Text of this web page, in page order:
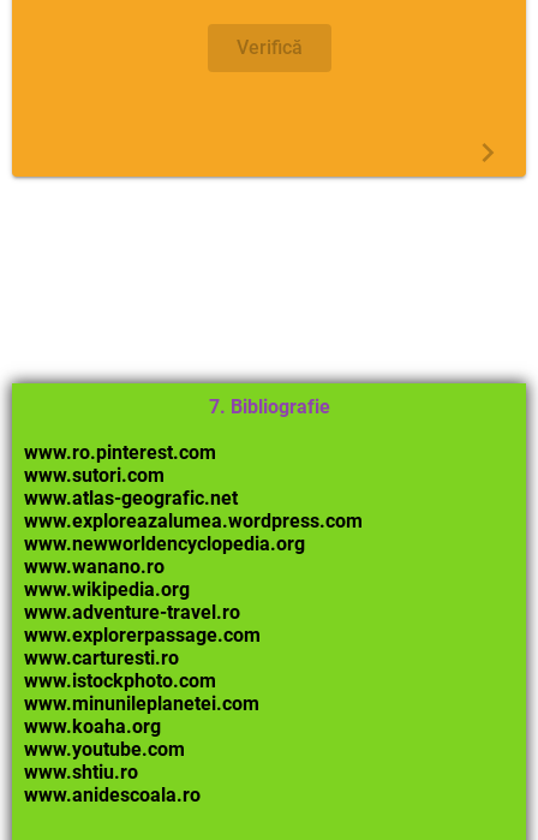
Verifică
7. Bibliografie
www.ro.pinterest.com
www.sutori.com
www.atlas-geografic.net
www.exploreazalumea.wordpress.com
www.newworldencyclopedia.org
www.wanano.ro
www.wikipedia.org
www.adventure-travel.ro
www.explorerpassage.com
www.carturesti.ro
www.istockphoto.com
www.minunileplanetei.com
www.koaha.org
www.youtube.com
www.shtiu.ro
www.anidescoala.ro